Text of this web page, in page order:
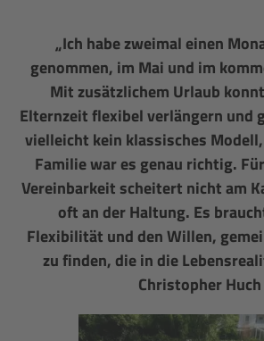
„Ich habe zweimal einen
genommen, im Mai und im
Mit zusätzlichem Urlaub
Elternzeit flexibel verlängern und
vielleicht kein klassisches
Familie war es genau richtig.
Vereinbarkeit scheitert nicht am
oft an der Haltung. Es
Flexibilität und den Willen,
zu finden, die in die
Christopher Huch